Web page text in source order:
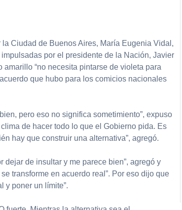
Ciudad de Buenos Aires, María Eugenia Vidal,
por el presidente de la Nación, Javier
“no necesita pintarse de violeta para
que hubo para los comicios nacionales
pero eso no significa sometimiento”, expuso
de hacer todo lo que el Gobierno pida. Es
hay que construir una alternativa”, agregó.
dejar de insultar y me parece bien”, agregó y
transforme en acuerdo real”. Por eso dijo que
y poner un límite”.